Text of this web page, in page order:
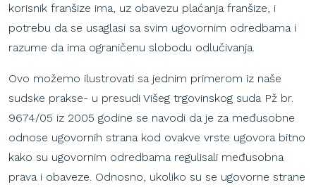
korisnik franšize ima, uz obavezu plaćanja franšize, i
potrebu da se usaglasi sa svim ugovornim odredbama i
razume da ima ograničenu slobodu odlučivanja.
Ovo možemo ilustrovati sa jednim primerom iz naše
sudske prakse- u presudi Višeg trgovinskog suda Pž br.
9674/05 iz 2005 godine se navodi da je za međusobne
odnose ugovornih strana kod ovakve vrste ugovora bitno
kako su ugovornim odredbama regulisali međusobna
prava i obaveze. Odnosno, ukoliko su se ugovorne strane